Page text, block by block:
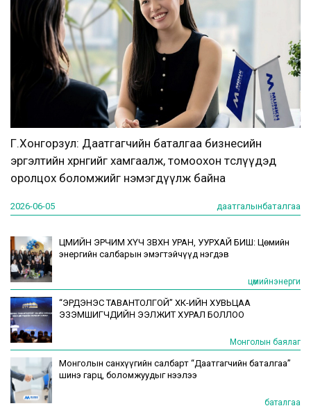
Г.Хонгорзул: Даатгагчийн баталгаа бизнесийн
эргэлтийн хөрөнгийг хамгаалж, томоохон төслүүдэд
оролцох боломжийг нэмэгдүүлж байна
2026-06-05 даатгалынбаталгаа
ЦӨМИЙН ЭРЧИМ ХҮЧ ЗӨВХӨН УРАН, УУРХАЙ БИШ: Цөмийн
энергийн салбарын эмэгтэйчүүд нэгдэв
цөмийнэнерги
“ЭРДЭНЭС ТАВАНТОЛГОЙ” ХК-ИЙН ХУВЬЦАА
ЭЗЭМШИГЧДИЙН ЭЭЛЖИТ ХУРАЛ БОЛЛОО
Монголын баялаг
Монголын санхүүгийн салбарт “Даатгагчийн баталгаа”
шинэ гарц, боломжуудыг нээлээ
баталгаа